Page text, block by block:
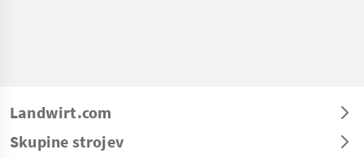
Landwirt.com
Skupine strojev